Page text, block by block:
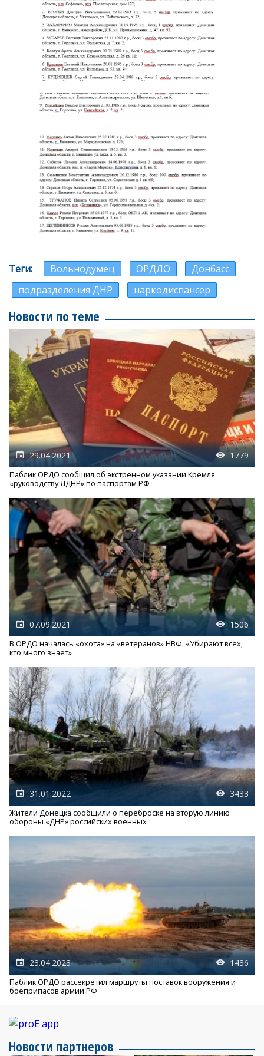
Теги Вольнодумец ОРДЛО
Донбасс
подразделения ДНР
наркодиспансер
Новости по теме
29.04.2021 1779
Паблик ОРДО сообщил об экстренном указании Кремля
«руководству ЛДНР» по паспортам РФ
07.09.2021 1506
В ОРДО началась «охота» на «ветеранов» НВФ: «Убирают всех,
кто много знает»
31.01.2022 3433
Жители Донецка сообщили о переброске на вторую линию
обороны «ДНР» российских военных
23.04.2023 1436
Паблик ОРДО рассекретил маршруты поставок вооружения и
боеприпасов армии РФ
Новости партнеров